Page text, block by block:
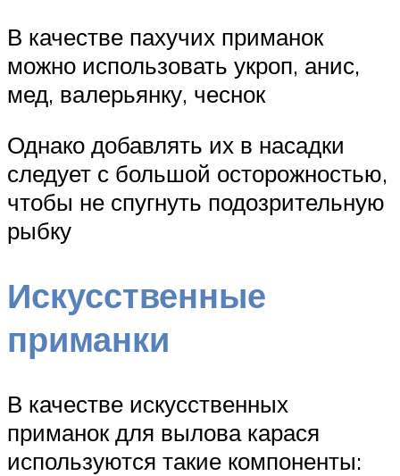
В качестве пахучих приманок
можно использовать укроп, анис,
мед, валерьянку, чеснок
Однако добавлять их в насадки
следует с большой осторожностью,
чтобы не спугнуть подозрительную
рыбку
Искусственные
приманки
В качестве искусственных
приманок для вылова карася
используются такие компоненты: